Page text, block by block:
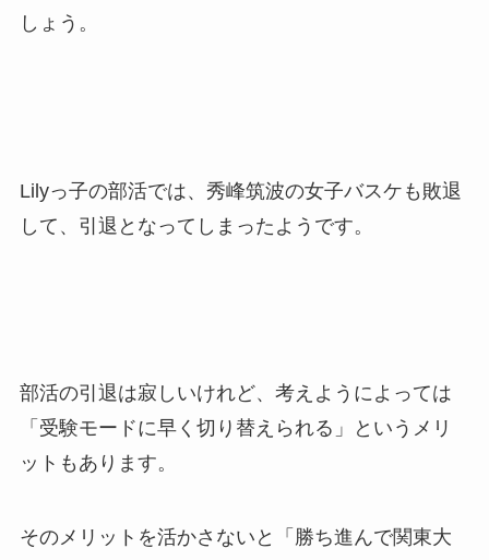
しょう。
Lilyっ子の部活では、秀峰筑波の女子バスケも敗退
して、引退となってしまったようです。
部活の引退は寂しいけれど、考えようによっては
「受験モードに早く切り替えられる」というメリ
ットもあります。
そのメリットを活かさないと「勝ち進んで関東大